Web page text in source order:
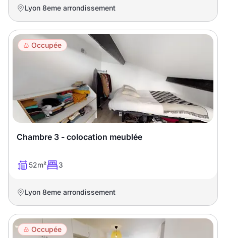
Lyon 8eme arrondissement
Occupée
Chambre 3 - colocation meublée
52m² 3
Lyon 8eme arrondissement
Occupée